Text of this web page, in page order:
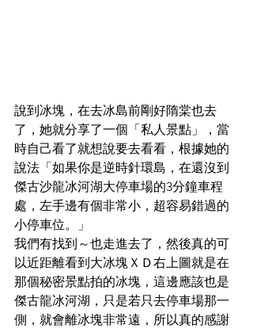
說到冰塊，在去冰島前剛好隋棠也去
了，她就分享了一個「私人景點」，當
時自己看了就想說要去看看，根據她的
說法「如果你是逆時針環島，在還沒到
傑古沙龍冰河湖大停車場的3分鐘車程
處，左手邊有個非常小，超容易錯過的
小停車位。」
我們有找到～也走進去了，然後真的可
以近距離看到大冰塊ＸＤ右上圖就是在
那個秘密景點拍的冰塊，這邊應該也是
傑古龍冰河湖，只是若只去停車場那一
側，就會離冰塊非常遠，所以真的感謝